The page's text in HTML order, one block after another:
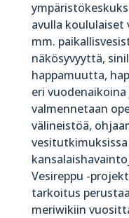
avulla koululaiset
mm.
näkösyvyyttä,
happamuutta,
eri vuodenaikoina
valmennetaan
välineistöä,
Vesireppu -
tarkoitus
meriwikiin